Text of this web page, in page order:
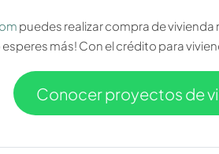
puedes realizar compra de
más! Con el crédito para
Conocer proyectos de